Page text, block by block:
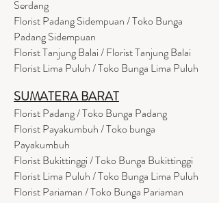
Serdang
Florist Padang Sidempuan / Toko Bunga
Padang Sidempuan
Florist Tanjung Balai / Florist Tanjung Balai
Florist Lima Puluh / Toko Bunga Lima Puluh
SUMATERA BARAT
Florist Padang / Toko Bunga Padang
Florist Payakumbuh / Toko bunga
Payakumbuh
Florist Bukittinggi / Toko Bunga Bukittinggi
Florist Lima Puluh / Toko Bunga Lima Puluh
Florist Pariaman / Toko Bunga Pariaman